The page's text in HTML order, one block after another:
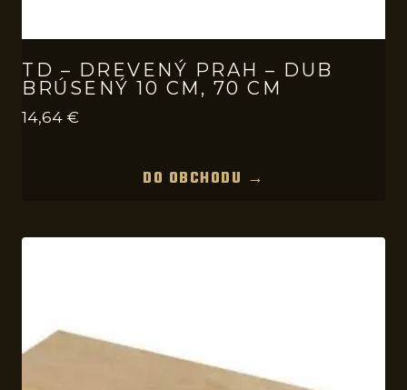
TD – DREVENÝ PRAH – DUB
BRÚSENÝ 10 CM, 70 CM
14,64 €
DO OBCHODU →